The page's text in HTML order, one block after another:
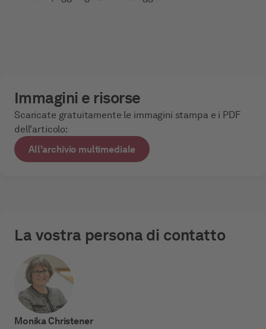
Immagini e risorse
Scaricate gratuitamente le immagini stampa e i PDF
dell'articolo:
All'archivio multimediale
La vostra persona di contatto
Monika Christener